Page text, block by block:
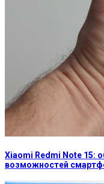
Xiaomi Redmi Note 15:
возможностей